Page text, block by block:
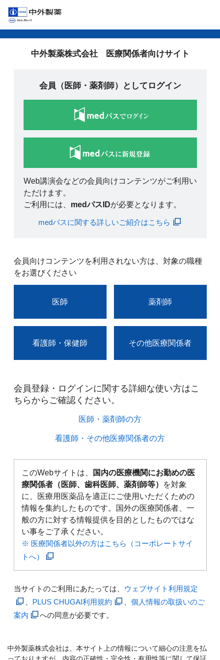
中外製薬株式会社 医療関係者向けサイト
会員（医師・薬剤師）としてログイン
Web講演会などの会員向けコンテンツがご利用い
ただけます。
ご利用には、 medパスIDが必要となります。
medパスに関する詳しいご紹介はこちら
会員向けコンテンツを利用されない方は、対象の職種
をお選びください
医師 薬剤師
看護師・保健師 その他医療関係者
会員登録・ログインに関する詳細な使い方はこ
ちらからご確認ください。​
医師・薬剤師の方​
看護師・その他医療関係者の方​
このWebサイトは、
国内の医療機関にお勤めの医
療関係者（医師、歯科医師、薬剤師等）
を対象
に、医療用医薬品を適正にご使用いただくための
情報を集約したものです。国外の医療関係者、一
般の方に対する情報提供を目的としたものではな
い事をご了承ください。
※ 医療関係者以外の方はこちら（コーポレートサイ
トへ）
当サイトのご利用にあたっては、 ウェブサイト利用規定
PLUS CHUGAI利用規約
個人情報の取扱いのご
案内
への同意が必要です。
中外製薬株式会社は、本サイト上の情報について細心の注意を払
っておりますが、内容の正確性・完全性・有用性等に関して保証